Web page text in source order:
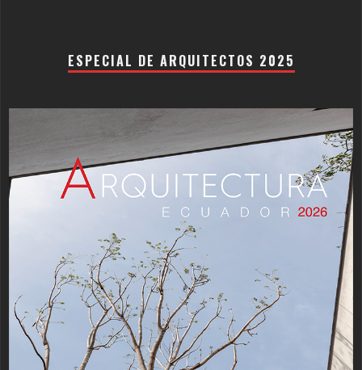
ESPECIAL DE ARQUITECTOS 2025